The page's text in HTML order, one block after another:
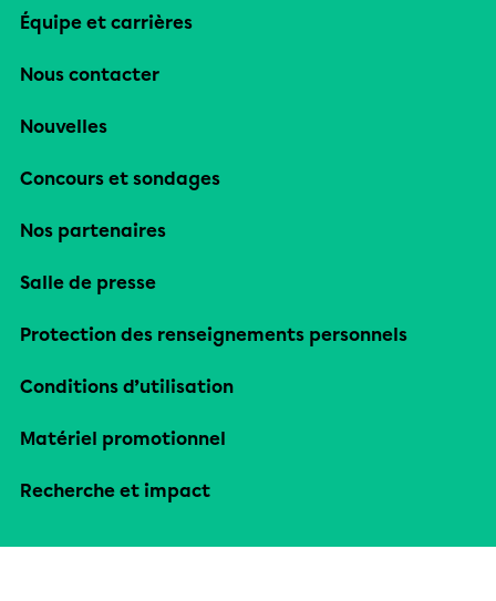
Équipe et carrières
Nous contacter
Nouvelles
Concours et sondages
Nos partenaires
Salle de presse
Protection des renseignements personnels
Conditions d’utilisation
Matériel promotionnel
Recherche et impact